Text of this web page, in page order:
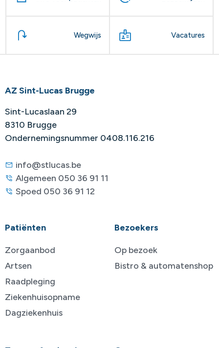
Wegwijs Vacatures
AZ Sint-Lucas Brugge
Sint-Lucaslaan 29
8310 Brugge
Ondernemingsnummer 0408.116.216
info@stlucas.be
Algemeen 050 36 91 11
Spoed 050 36 91 12
Patiënten
Zorgaanbod
Artsen
Raadpleging
Ziekenhuisopname
Dagziekenhuis
Bezoekers
Op bezoek
Bistro & automatenshop